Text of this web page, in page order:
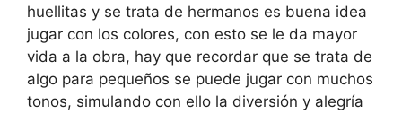
huellitas y se trata de hermanos es buena idea
jugar con los colores, con esto se le da mayor
vida a la obra, hay que recordar que se trata de
algo para pequeños se puede jugar con muchos
tonos, simulando con ello la diversión y alegría